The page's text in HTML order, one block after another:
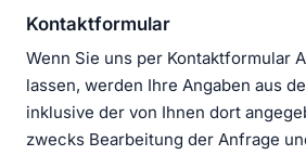
Kontaktformular
Wenn Sie uns per Kontaktformular
lassen, werden Ihre Angaben aus
inklusive der von Ihnen dort
zwecks Bearbeitung der Anfrage